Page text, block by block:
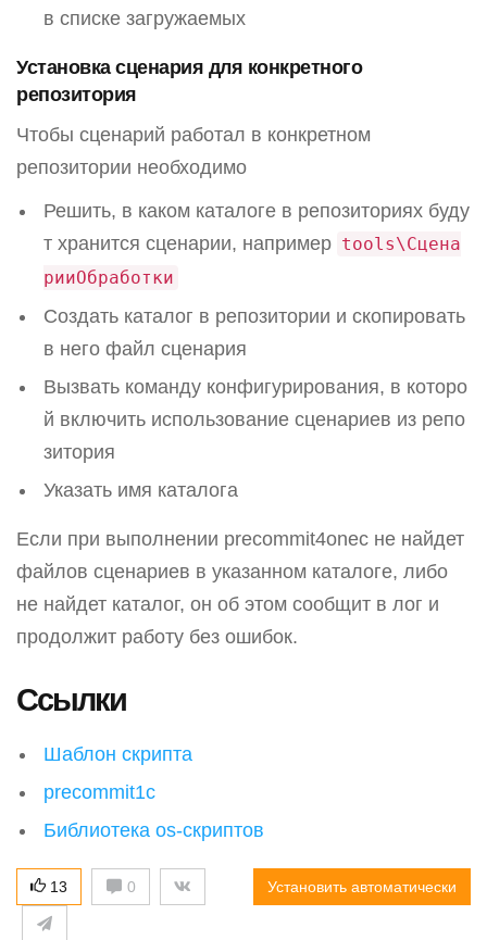
в списке загружаемых
Установка сценария для конкретного
репозитория
Чтобы сценарий работал в конкретном
репозитории необходимо
Решить, в каком каталоге в репозиториях буду
т хранится сценарии, например tools\Сцена
рииОбработки
Создать каталог в репозитории и скопировать
в него файл сценария
Вызвать команду конфигурирования, в которо
й включить использование сценариев из репо
зитория
Указать имя каталога
Если при выполнении precommit4onec не найдет
файлов сценариев в указанном каталоге, либо
не найдет каталог, он об этом сообщит в лог и
продолжит работу без ошибок.
Ссылки
Шаблон скрипта
precommit1c
Библиотека os-скриптов
Установить автоматически
13 0